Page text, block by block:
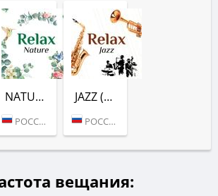
NATURE (RELAX FM)
РОССИЯ (МОСКВА)
JAZZ (RELAX FM)
РОССИЯ (МОСКВА)
вещания: